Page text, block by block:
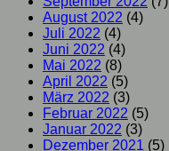
August 2022 (4)
Juli 2022 (4)
Juni 2022 (4)
Mai 2022 (8)
April 2022 (5)
März 2022 (3)
Februar 2022 (5)
Januar 2022 (3)
Dezember 2021 (5)